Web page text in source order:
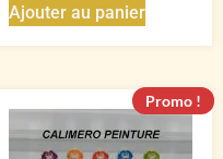
Ajouter au panier
Promo !